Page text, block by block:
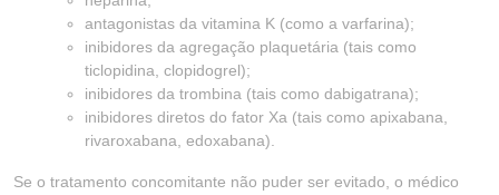
antagonistas da vitamina K (como a varfarina);
inibidores da agregação plaquetária (tais como
ticlopidina, clopidogrel);
inibidores da trombina (tais como dabigatrana);
inibidores diretos do fator Xa (tais como apixabana,
rivaroxabana, edoxabana).
Se o tratamento concomitante não puder ser evitado, o médico